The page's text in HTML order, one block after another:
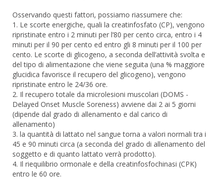
Osservando questi fattori, possiamo riassumere che:
1. Le scorte energiche, quali la creatinfosfato (CP), vengono
ripristinate entro i 2 minuti per l’80 per cento circa, entro i 4
minuti per il 90 per cento ed entro gli 8 minuti per il 100 per
cento. Le scorte di glicogeno, a seconda dell’attività svolta e
del tipo di alimentazione che viene seguita (una % maggiore
glucidica favorisce il recupero del glicogeno), vengono
ripristinate entro le 24/36 ore.
2. Il recupero totale da microlesioni muscolari (DOMS -
Delayed Onset Muscle Soreness) avviene dai 2 ai 5 giorni
(dipende dal grado di allenamento e dal carico di
allenamento)
3. la quantità di lattato nel sangue torna a valori normali tra i
45 e 90 minuti circa (a seconda del grado di allenamento del
soggetto e di quanto lattato verrà prodotto).
4. Il riequilibrio ormonale e della creatinfosfochinasi (CPK)
entro le 60 ore.